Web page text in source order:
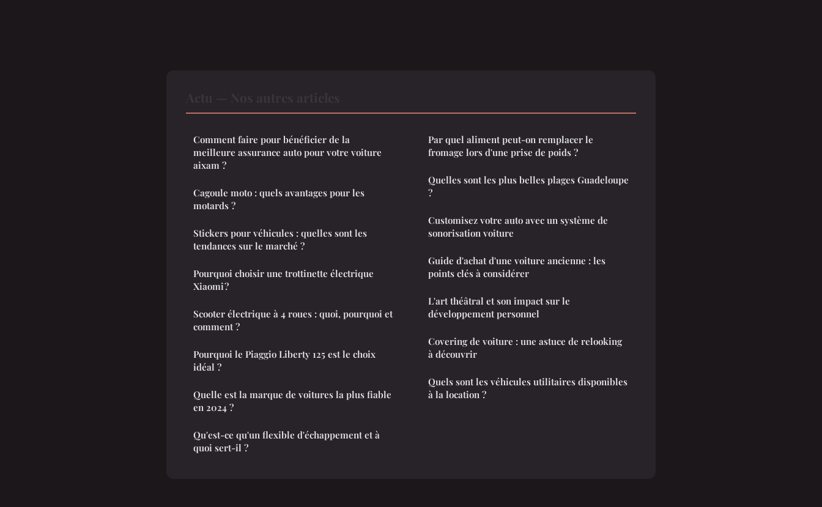
Comment faire pour bénéficier de la
meilleure assurance auto pour votre voiture
aixam ?
Cagoule moto : quels avantages pour les
motards ?
Stickers pour véhicules : quelles sont les
tendances sur le marché ?
Pourquoi choisir une trottinette électrique
Xiaomi ?
Scooter électrique à 4 roues : quoi, pourquoi et
comment ?
Pourquoi le Piaggio Liberty 125 est le choix
idéal ?
Quelle est la marque de voitures la plus fiable
en 2024 ?
Qu'est-ce qu'un flexible d'échappement et à
quoi sert-il ?
Par quel aliment peut-on remplacer le
fromage lors d'une prise de poids ?
Quelles sont les plus belles plages Guadeloupe
?
Customisez votre auto avec un système de
sonorisation voiture
Guide d'achat d'une voiture ancienne : les
points clés à considérer
L'art théâtral et son impact sur le
développement personnel
Covering de voiture : une astuce de relooking
à découvrir
Quels sont les véhicules utilitaires disponibles
à la location ?